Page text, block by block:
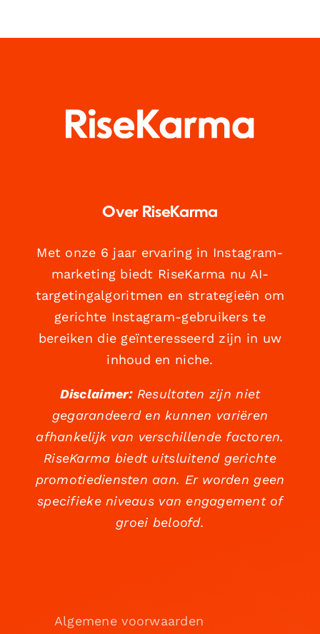
Over RiseKarma
Met onze 6 jaar ervaring in Instagram-
marketing biedt RiseKarma nu AI-
targetingalgoritmen en strategieën om
gerichte Instagram-gebruikers te
bereiken die geïnteresseerd zijn in uw
inhoud en niche.
Disclaimer:Resultaten zijn niet
gegarandeerd en kunnen variëren
afhankelijk van verschillende factoren.
RiseKarma biedt uitsluitend gerichte
promotiediensten aan. Er worden geen
specifieke niveaus van engagement of
groei beloofd.
Algemene voorwaarden